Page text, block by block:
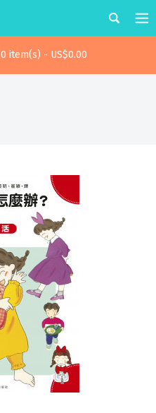
0 item(s) - US$0.00